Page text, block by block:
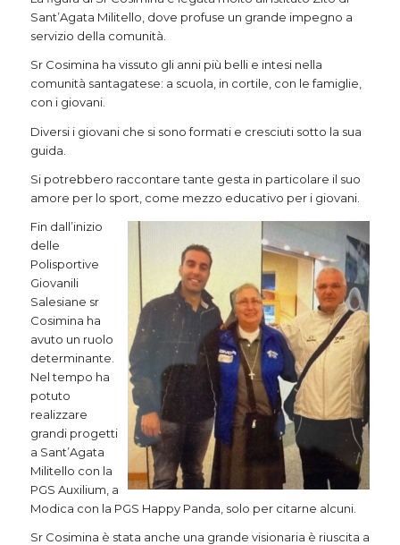
Sant’Agata Militello, dove profuse un grande impegno a
servizio della comunità.
Sr Cosimina ha vissuto gli anni più belli e intesi nella
comunità santagatese: a scuola, in cortile, con le famiglie,
con i giovani.
Diversi i giovani che si sono formati e cresciuti sotto la sua
guida.
Si potrebbero raccontare tante gesta in particolare il suo
amore per lo sport, come mezzo educativo per i giovani.
Fin dall’inizio
delle
Polisportive
Giovanili
Salesiane sr
Cosimina ha
avuto un ruolo
determinante.
Nel tempo ha
potuto
realizzare
grandi progetti
a Sant’Agata
Militello con la
PGS Auxilium, a
Modica con la PGS Happy Panda, solo per citarne alcuni.
Sr Cosimina è stata anche una grande visionaria è riuscita a